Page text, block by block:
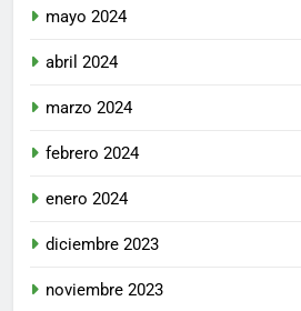
mayo 2024
abril 2024
marzo 2024
febrero 2024
enero 2024
diciembre 2023
noviembre 2023